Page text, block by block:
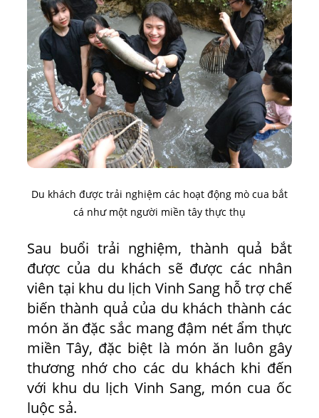
Du khách được trải nghiệm các hoạt động mò cua bắt
cá như một người miền tây thực thụ
Sau buổi trải nghiệm, thành quả bắt
được của du khách sẽ được các nhân
viên tại khu du lịch Vinh Sang hỗ trợ chế
biến thành quả của du khách thành các
món ăn đặc sắc mang đậm nét ẩm thực
miền Tây, đặc biệt là món ăn luôn gây
thương nhớ cho các du khách khi đến
với khu du lịch Vinh Sang, món cua ốc
luộc sả.